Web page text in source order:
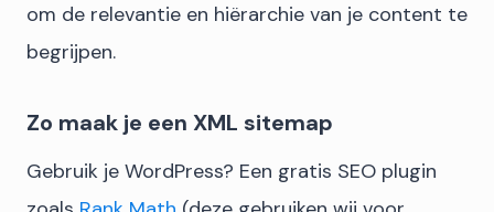
om de relevantie en hiërarchie van je content te
begrijpen.
Zo maak je een XML sitemap
Gebruik je WordPress? Een gratis SEO plugin